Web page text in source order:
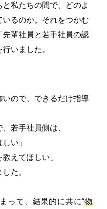
私たちの間で、どのよ
いるのか。それをつかむ
輩社員と若手社員の認
いました。
いので、できるだけ指導
若手社員側は、
い」
えてほしい」
た。
って、結果的に共に“物